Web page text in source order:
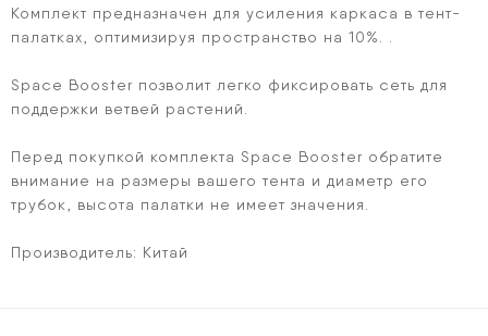
Комплект предназначен для усиления каркаса в тент-
палатках, оптимизируя пространство на 10%. .
Space Booster позволит легко фиксировать сеть для
поддержки ветвей растений.
Перед покупкой комплекта Space Booster обратите
внимание на размеры вашего тента и диаметр его
трубок, высота палатки не имеет значения.
Производитель: Китай